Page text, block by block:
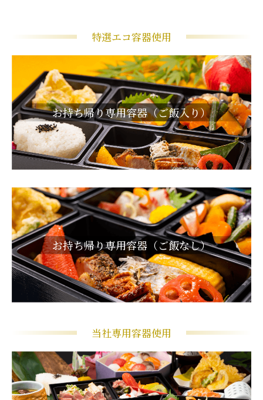
特選エコ容器使用
お持ち帰り専用容器（ご飯入り）
お持ち帰り専用容器（ご飯なし）
当社専用容器使用